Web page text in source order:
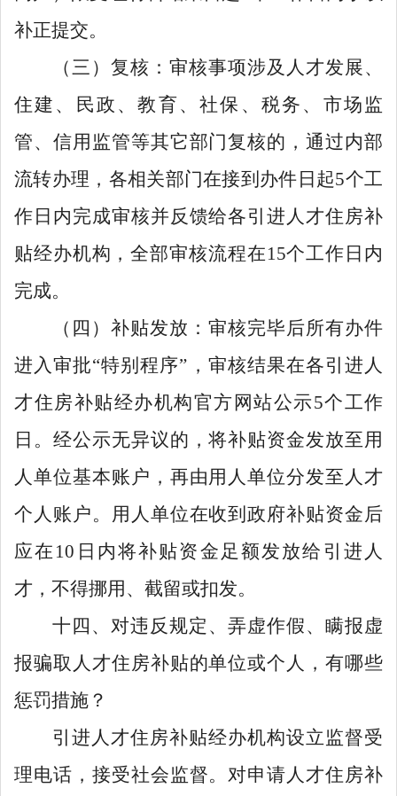
补正提交。
（三）复核：审核事项涉及人才发展、
住建、民政、教育、社保、税务、市场监
管、信用监管等其它部门复核的，通过内部
流转办理，各相关部门在接到办件日起5个工
作日内完成审核并反馈给各引进人才住房补
贴经办机构，全部审核流程在15个工作日内
完成。
（四）补贴发放：审核完毕后所有办件
进入审批“特别程序” ，审核结果在各引进人
才住房补贴经办机构官方网站公示5个工作
日。经公示无异议的，将补贴资金发放至用
人单位基本账户，再由用人单位分发至人才
个人账户。用人单位在收到政府补贴资金后
应在 10 日内将补贴资金足额发放给引进人
才，不得挪用、截留或扣发。
十四、对违反规定、弄虚作假、瞒报虚
报骗取人才住房补贴的单位或个人，有哪些
惩罚措施？
引进人才住房补贴经办机构设立监督受
理电话，接受社会监督。对申请人才住房补